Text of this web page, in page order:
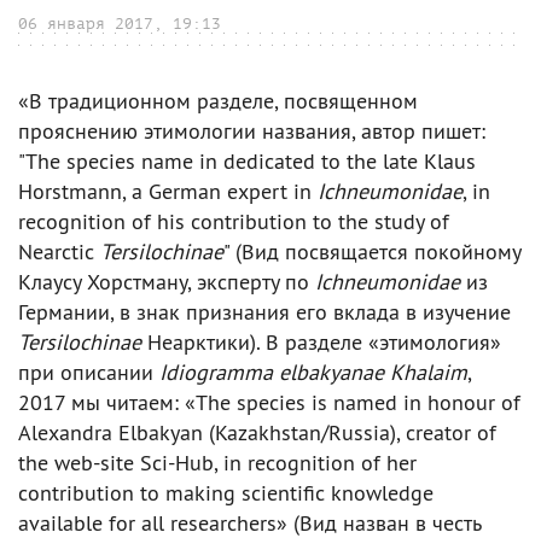
06 января 2017, 19:13
«В традиционном разделе, посвященном
прояснению этимологии названия, автор пишет:
"The species name in dedicated to the late Klaus
Horstmann, a German expert in Ichneumonidae, in
recognition of his contribution to the study of
Nearctic Tersilochinae" (Вид посвящается покойному
Клаусу Хорстману, эксперту по Ichneumonidaeиз
Германии, в знак признания его вклада в изучение
TersilochinaeНеарктики). В разделе «этимология»
при описании Idiogramma elbakyanae Khalaim,
2017 мы читаем: «The species is named in honour of
Alexandra Elbakyan (Kazakhstan/Russia), creator of
the web-site Sci-Hub, in recognition of her
contribution to making scientific knowledge
available for all researchers» (Вид назван в честь